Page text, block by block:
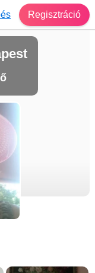
Regisztráció